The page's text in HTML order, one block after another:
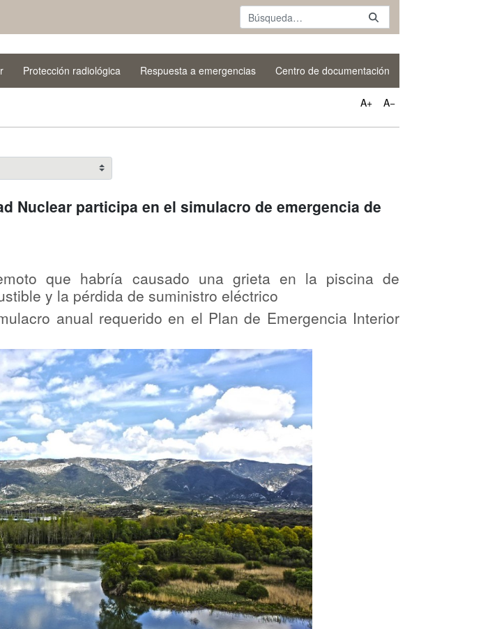
Protección radiológica Respuesta a emergencias Centro de documentación
A+ A−
Nuclear participa en el simulacro de emergencia de
que habría causado una grieta en la piscina de
y la pérdida de suministro eléctrico
anual requerido en el Plan de Emergencia Interior